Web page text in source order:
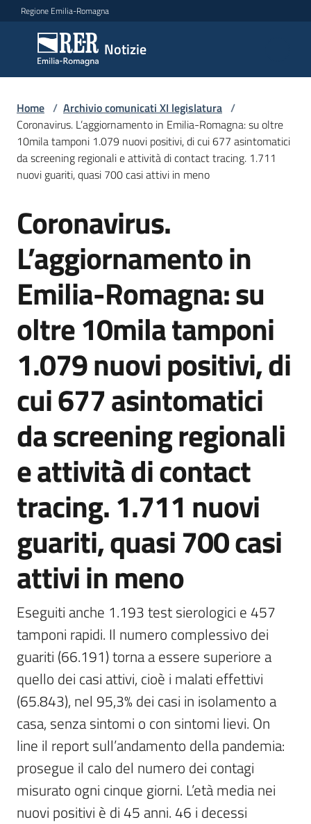
Vai al contenuto
Vai alla navigazione
Vai al footer
Regione Emilia-Romagna
Notizie
Notizie
Comunicati
stampa
Cerca
un
Risorse
Agenzia
di
informazione
comunicazione
Seguici
su
Home / Archivio comunicati XI legislatura /
Coronavirus. L’aggiornamento in Emilia-Romagna: su oltre
10mila tamponi 1.079 nuovi positivi, di cui 677 asintomatici
da screening regionali e attività di contact tracing. 1.711
nuovi guariti, quasi 700 casi attivi in meno
Salta al contenuto
Coronavirus.
L’aggiornamento in
Emilia-Romagna: su
oltre 10mila tamponi
1.079 nuovi positivi, di
cui 677 asintomatici
da screening regionali
e attività di contact
tracing. 1.711 nuovi
guariti, quasi 700 casi
attivi in meno
Eseguiti anche 1.193 test sierologici e 457
tamponi rapidi. Il numero complessivo dei
guariti (66.191) torna a essere superiore a
quello dei casi attivi, cioè i malati effettivi
(65.843), nel 95,3% dei casi in isolamento a
casa, senza sintomi o con sintomi lievi. On
line il report sull’andamento della pandemia:
prosegue il calo del numero dei contagi
misurato ogni cinque giorni. L’età media nei
nuovi positivi è di 45 anni. 46 i decessi